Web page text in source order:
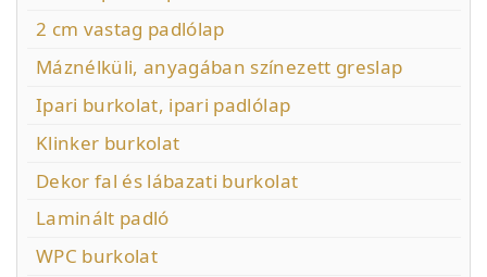
2 cm vastag padlólap
Máznélküli, anyagában színezett greslap
Ipari burkolat, ipari padlólap
Klinker burkolat
Dekor fal és lábazati burkolat
Laminált padló
WPC burkolat